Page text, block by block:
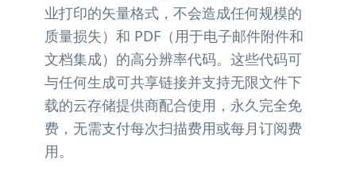
业打印的矢量格式，不会造成任何规模的
质量损失）和 PDF（用于电子邮件附件和
文档集成）的高分辨率代码。这些代码可
与任何生成可共享链接并支持无限文件下
载的云存储提供商配合使用，永久完全免
费，无需支付每次扫描费用或每月订阅费
用。